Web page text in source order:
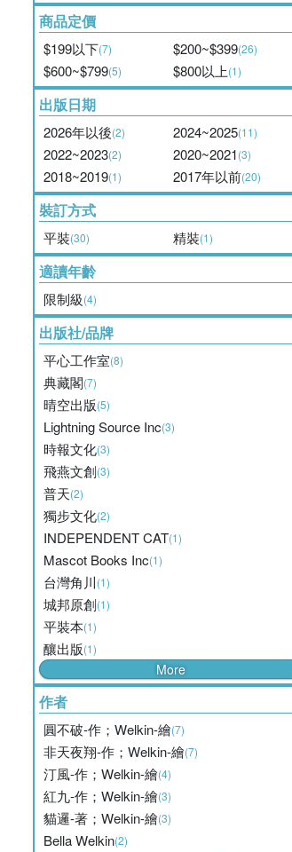
商品定價
$199以下(7) $200~$399(26)
$600~$799(5) $800以上(1)
出版日期
2026年以後(2) 2024~2025(11)
2022~2023(2) 2020~2021(3)
2018~2019(1) 2017年以前(20)
裝訂方式
平裝(30) 精裝(1)
適讀年齡
限制級(4)
出版社/品牌
平心工作室(8)
典藏閣(7)
晴空出版(5)
Lightning Source Inc(3)
時報文化(3)
飛燕文創(3)
普天(2)
獨步文化(2)
INDEPENDENT CAT(1)
Mascot Books Inc(1)
台灣角川(1)
城邦原創(1)
平裝本(1)
釀出版(1)
More
作者
圓不破-作；Welkin-繪(7)
非天夜翔-作；Welkin-繪(7)
汀風-作；Welkin-繪(4)
紅九-作；Welkin-繪(3)
貓邏-著；Welkin-繪(3)
Bella Welkin(2)